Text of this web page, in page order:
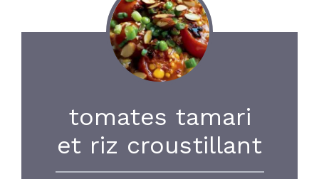
tomates tamari
et riz croustillant